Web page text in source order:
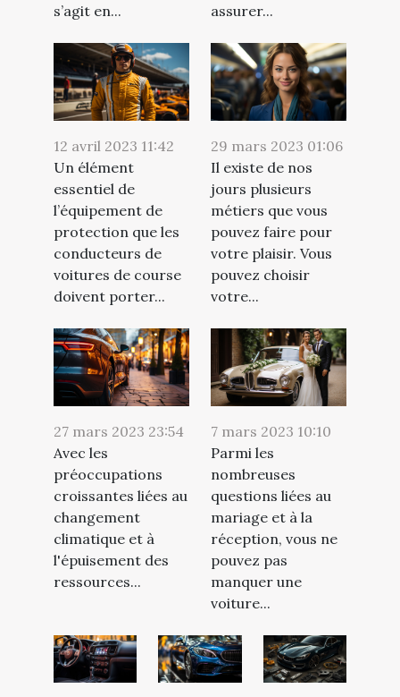
s’agit en...
assurer...
12 avril 2023 11:42
Un élément
essentiel de
l’équipement de
protection que les
conducteurs de
voitures de course
doivent porter...
29 mars 2023 01:06
Il existe de nos
jours plusieurs
métiers que vous
pouvez faire pour
votre plaisir. Vous
pouvez choisir
votre...
27 mars 2023 23:54
Avec les
préoccupations
croissantes liées au
changement
climatique et à
l'épuisement des
ressources...
7 mars 2023 10:10
Parmi les
nombreuses
questions liées au
mariage et à la
réception, vous ne
pouvez pas
manquer une
voiture...